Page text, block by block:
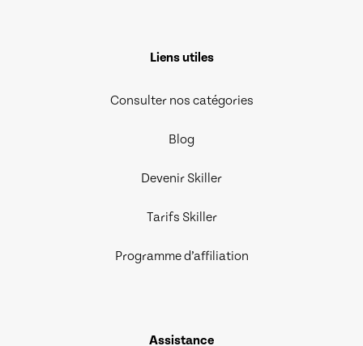
Liens utiles
Consulter nos catégories
Blog
Devenir Skiller
Tarifs Skiller
Programme d’affiliation
Assistance